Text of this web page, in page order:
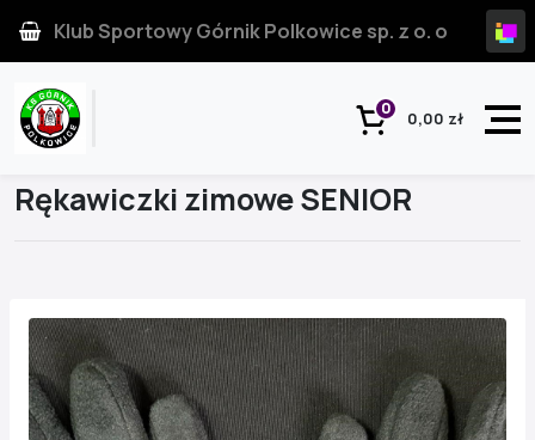
Klub Sportowy Górnik Polkowice sp. z o. o
0 0,00 zł
Rękawiczki zimowe SENIOR